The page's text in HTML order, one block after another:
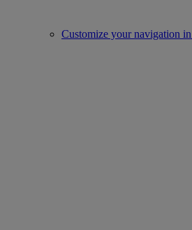
Customize your navigation